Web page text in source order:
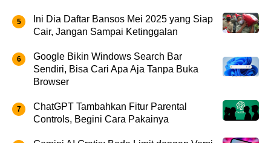
Ini Dia Daftar Bansos Mei 2025 yang Siap
Cair, Jangan Sampai Ketinggalan
Google Bikin Windows Search Bar
Sendiri, Bisa Cari Apa Aja Tanpa Buka
Browser
ChatGPT Tambahkan Fitur Parental
Controls, Begini Cara Pakainya